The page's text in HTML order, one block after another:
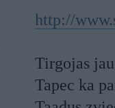
http://
Tirgojas
Tapec ka